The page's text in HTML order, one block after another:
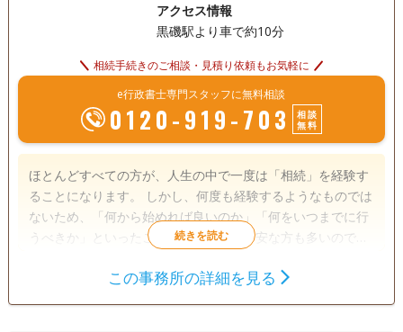
アクセス情報
黒磯駅より車で約10分
相続手続きのご相談・見積り依頼もお気軽に
e行政書士専門スタッフに無料相談
0120-919-703
相談
無料
ほとんどすべての方が、人生の中で一度は「相続」を経験す
ることになります。 しかし、何度も経験するようなものでは
ないため、「何から始めれば良いのか」「何をいつまでに行
うべきか」といったことがわからず、不安な方も多いのでは
所が一括でお引き受けいたします。 一人で抱え込み、慣れな
遺産分割
この事務所の詳細を見る